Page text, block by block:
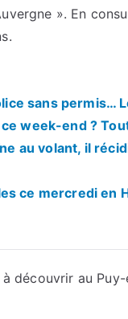
». En
sans
week-end ?
au volant, il
ce mercredi en
découvrir au Puy-